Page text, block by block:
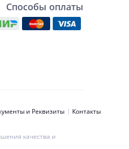
Способы оплаты
и Реквизиты Контакты
качества и